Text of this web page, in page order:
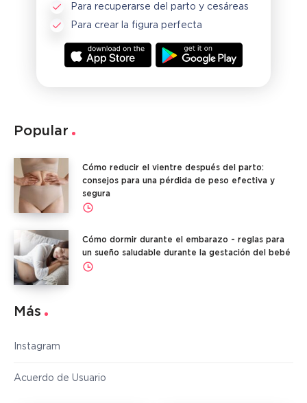
Para recuperarse del parto y cesáreas
Para crear la figura perfecta
Popular
Cómo reducir el vientre después del parto:
consejos para una pérdida de peso efectiva y
segura
Cómo dormir durante el embarazo - reglas para
un sueño saludable durante la gestación del bebé
Más
Instagram
Acuerdo de Usuario